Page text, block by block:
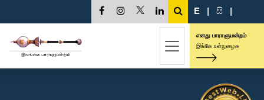
E | සි |
எனது பாராளுமன்றம்
இங்கே உள்நுழைக